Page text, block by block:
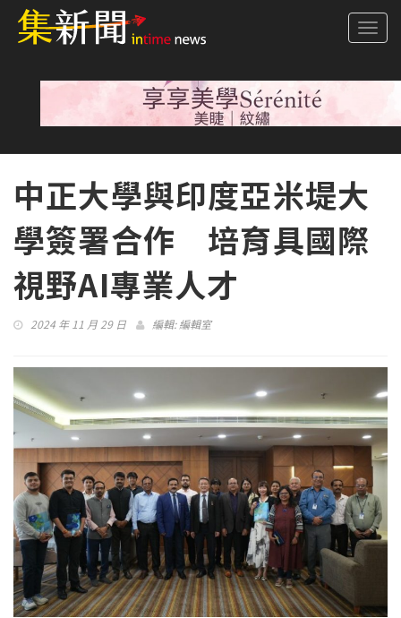
中正大學與印度亞米堤大
學簽署合作 培育具國際
視野AI專業人才
2024 年 11 月 29 日 編輯:編輯室